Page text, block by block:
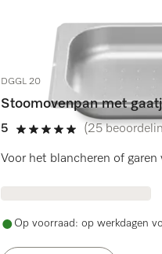
DGGL 20
Stoomovenpan met
5
5 sterren op 5
(25
Voor het blancheren of garen
Op voorraad: op werkdagen